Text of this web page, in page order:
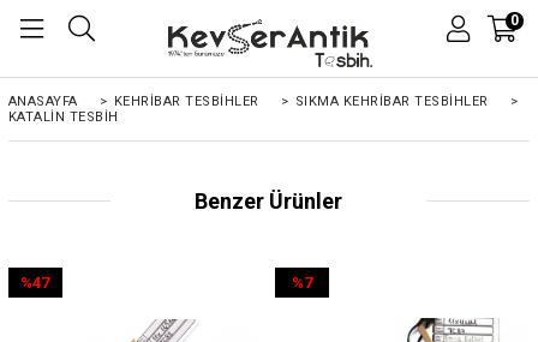
0
ANASAYFA > KEHRIBAR TESBIHLER > SIKMA KEHRİBAR TESBİHLER
>
KATALIN TESBIH
Benzer Ürünler
%47
%7